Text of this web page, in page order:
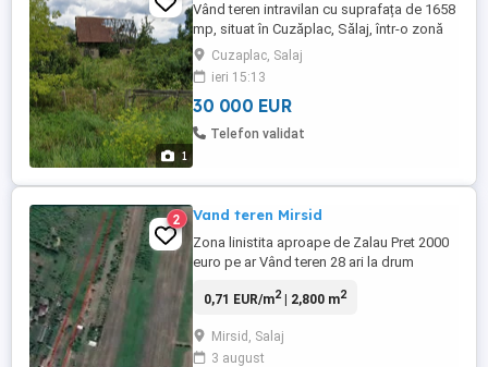
1
Vând teren intravilan cu suprafața de 1658
mp, situat în Cuzăplac, Sălaj, într-o zonă
liniștită, pe Strada Principală, în fața cu
biserica ortodoxă, perfectă pentru
construirea unei locuințe. Tip teren:
Intravilan Suprafață: 1658 mp Deschidere
la drum: 15 m aproximativ Acces: drum
Cuzaplac, Salaj
ieri 15:13
30 000 EUR
Telefon validat
2 Vand teren Mirsid
Zona linistita aproape de Zalau Pret 2000
euro pe ar Vând teren 28 ari la drum
strada aprox 23 metri liniari!! Cu
0,71 EUR/m2| 2,800 m2
Mirsid, Salaj
3 august